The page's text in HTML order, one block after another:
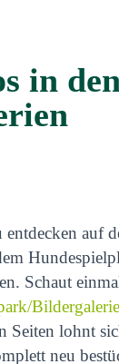
in
auf
Schaut
Seiten lohnt
neu